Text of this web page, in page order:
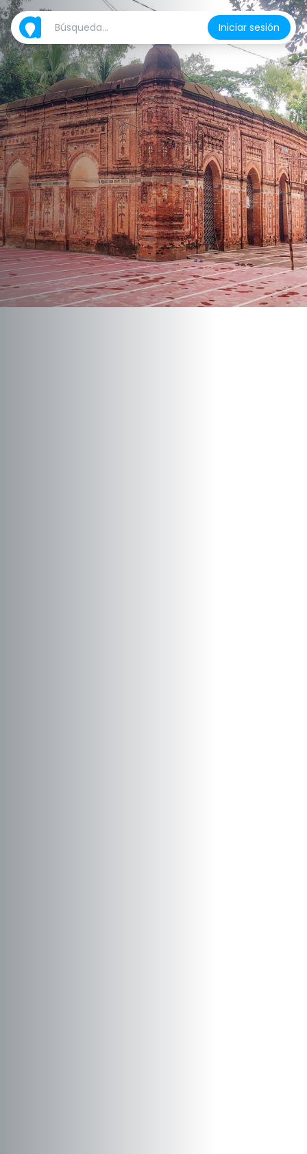
Iniciar sesión